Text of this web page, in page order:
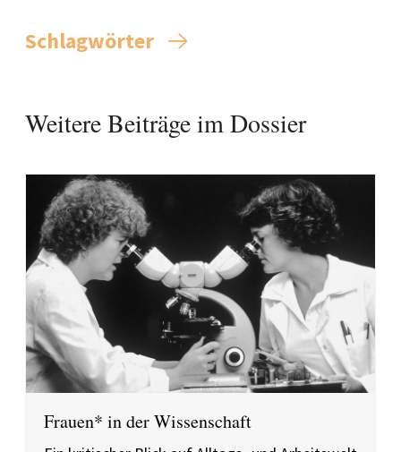
Schlagwörter
Weitere Beiträge im Dossier
Frauen* in der Wissenschaft